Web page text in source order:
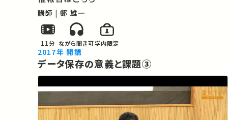
講師 | 鄭 雄一
11分 ながら聞き可学内限定
2017年 開講
データ保存の意義と課題③